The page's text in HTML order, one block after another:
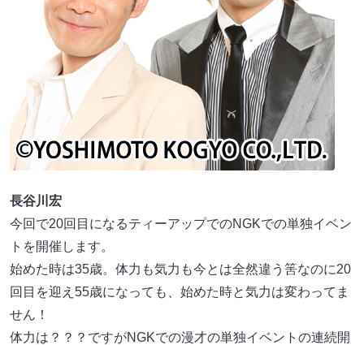
長谷川宏
今回で20回目になるティーアップでのNGKでの単独イベン
トを開催します。
始めた時は35歳。体力も気力も今とは全然違う筈なのに20
回目を迎え55歳になっても、始めた時と気力は変わってま
せん！
体力は？？？ですがNGKでの漫才の単独イベントの連続開